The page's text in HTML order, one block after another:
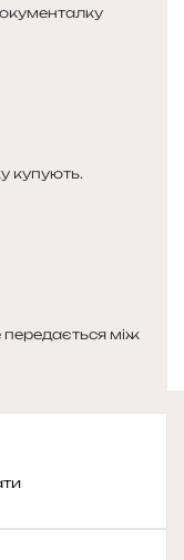
купують.
між